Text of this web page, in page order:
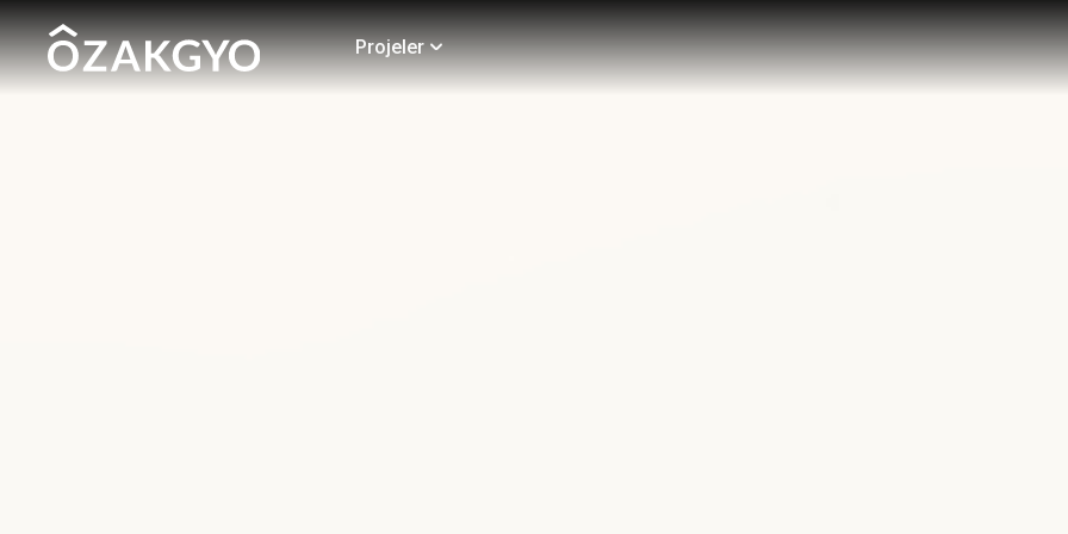
Projeler